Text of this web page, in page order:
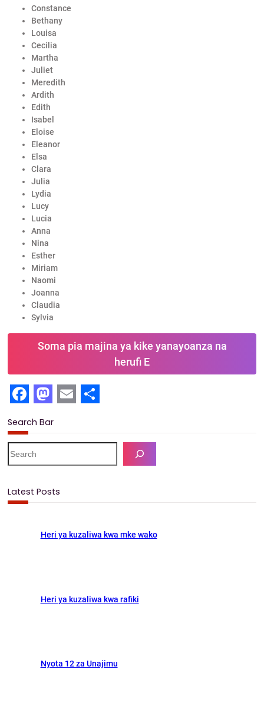
Constance
Bethany
Louisa
Cecilia
Martha
Juliet
Meredith
Ardith
Edith
Isabel
Eloise
Eleanor
Elsa
Clara
Julia
Lydia
Lucy
Lucia
Anna
Nina
Esther
Miriam
Naomi
Joanna
Claudia
Sylvia
Soma pia majina ya kike yanayoanza na
herufi E
a
c
e
b
o
a
s
t
o
d
o
n
m
a
i
l
h
a
r
Search Bar
e
c
Latest Posts
Heri ya kuzaliwa kwa mke wako
Heri ya kuzaliwa kwa rafiki
Nyota 12 za Unajimu